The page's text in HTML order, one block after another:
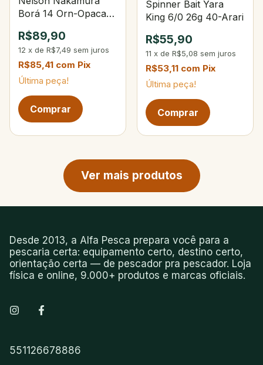
Borá 14 Orn-Opaca
R$89,90
12 x de R$7,49 sem juros
R$85,41 com Pix
Última peça!
Spinner Bait Yara
King 6/0 26g 40-Arari
R$55,90
11 x de R$5,08 sem juros
R$53,11 com Pix
Última peça!
Ver mais produtos
Desde 2013, a Alfa Pesca prepara você para a
pescaria certa: equipamento certo, destino certo,
orientação certa — de pescador pra pescador. Loja
física e online, 9.000+ produtos e marcas oficiais.
551126678886